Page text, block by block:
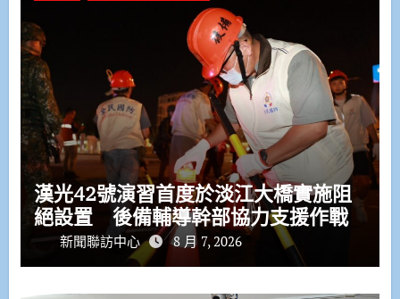
漢光42號演習首度於淡江大橋實施阻
絕設置 後備輔導幹部協力支援作戰
新聞聯訪中心 8 月 7, 2026